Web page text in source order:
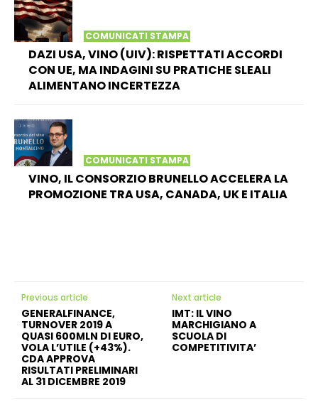
COMUNICATI STAMPA
DAZI USA, VINO (UIV): RISPETTATI ACCORDI
CON UE, MA INDAGINI SU PRATICHE SLEALI
ALIMENTANO INCERTEZZA
COMUNICATI STAMPA
VINO, IL CONSORZIO BRUNELLO ACCELERA LA
PROMOZIONE TRA USA, CANADA, UK E ITALIA
Previous article
GENERALFINANCE,
TURNOVER 2019 A
QUASI 600MLN DI EURO,
VOLA L’UTILE (+43%).
CDA APPROVA
RISULTATI PRELIMINARI
AL 31 DICEMBRE 2019
Next article
IMT: IL VINO
MARCHIGIANO A
SCUOLA DI
COMPETITIVITA’